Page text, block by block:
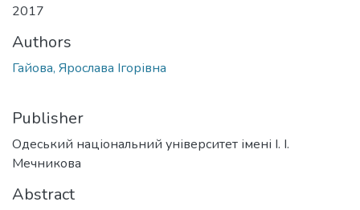
2017
Authors
Гайова, Ярослава Ігорівна
Publisher
Одеський національний університет імені І. І.
Мечникова
Abstract